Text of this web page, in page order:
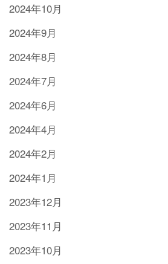
2024年10月
2024年9月
2024年8月
2024年7月
2024年6月
2024年4月
2024年2月
2024年1月
2023年12月
2023年11月
2023年10月